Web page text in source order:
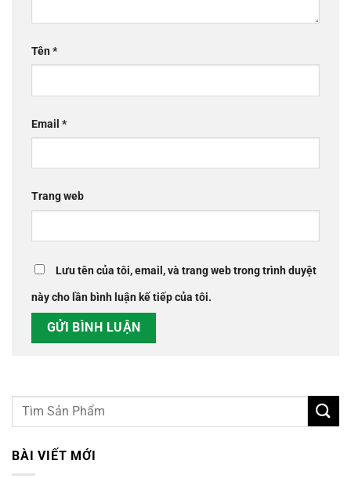
Tên*
Email *
Trang web
Lưu tên của tôi, email, và trang web trong trình duyệt
này cho lần bình luận kế tiếp của tôi.
BÀI VIẾT MỚI